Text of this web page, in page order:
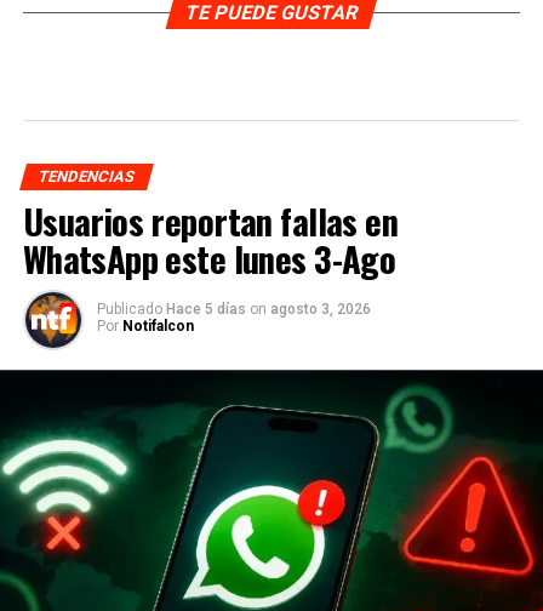
TE PUEDE GUSTAR
TENDENCIAS
Usuarios reportan fallas en
WhatsApp este lunes 3-Ago
Publicado Hace 5 días on agosto 3, 2026
Por Notifalcon